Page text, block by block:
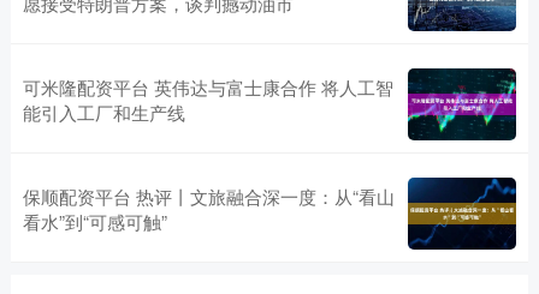
可米隆配资平台 英伟达与富士康合作 将人工智
能引入工厂和生产线
保顺配资平台 热评丨文旅融合深一度：从“看山
看水”到“可感可触”